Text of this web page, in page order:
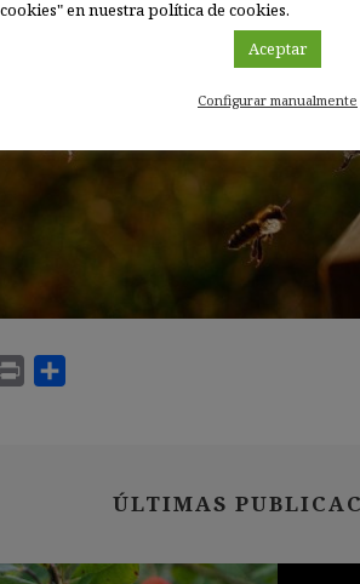
ÚLTIMAS
en nuestra política de cookies.
Aceptar
Configurar manualmente